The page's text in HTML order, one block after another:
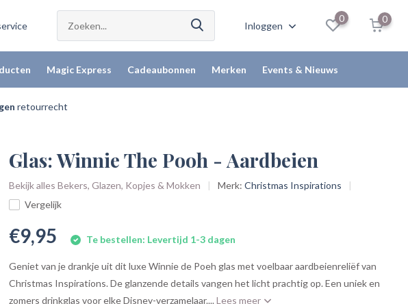
Inloggen
0 0
Magic Express Cadeaubonnen Merken Events & Nieuws
retourrecht
Glas: Winnie The Pooh - Aardbeien
Bekijk alles Bekers, Glazen, Kopjes & Mokken Merk:Christmas Inspirations
Vergelijk
€9,95 Te bestellen: Levertijd 1-3 dagen
Geniet van je drankje uit dit luxe Winnie de Poeh glas met voelbaar aardbeienreliëf van
Christmas Inspirations. De glanzende details vangen het licht prachtig op. Een uniek en
zomers drinkglas voor elke Disney-verzamelaar....Lees meer